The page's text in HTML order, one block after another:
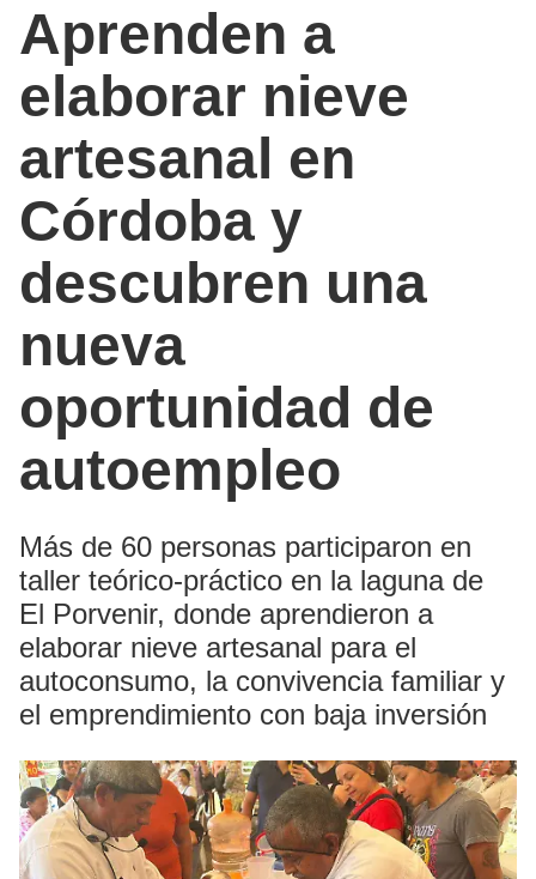
Aprenden a
elaborar nieve
artesanal en
Córdoba y
descubren una
nueva
oportunidad de
autoempleo
Más de 60 personas participaron en
taller teórico-práctico en la laguna de
El Porvenir, donde aprendieron a
elaborar nieve artesanal para el
autoconsumo, la convivencia familiar y
el emprendimiento con baja inversión